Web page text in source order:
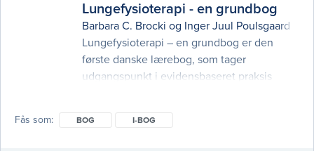
Lungefysioterapi - en grundbog
Barbara C. Brocki og Inger Juul Poulsgaard
Lungefysioterapi – en grundbog er den
første danske lærebog, som tager
udgangspunkt i evidensbaseret praksis
lungekomplikationer, patientinddragelse
Fås som BOG I-BOG